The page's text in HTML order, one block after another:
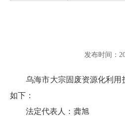
发布时间：
乌海市大宗固废资源化利用技
如下：
法定代表人：龚旭